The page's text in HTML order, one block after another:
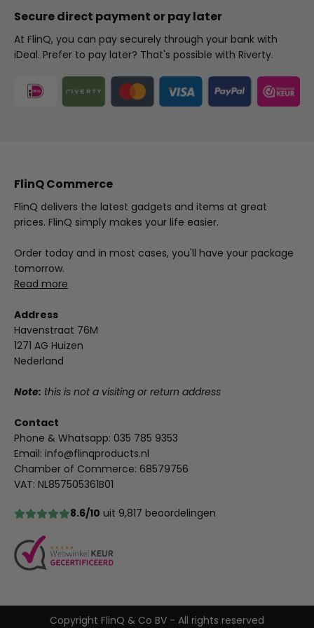
Secure direct payment or pay later
At FlinQ, you can pay securely through your bank with
iDeal. Prefer to pay later? That's possible with Riverty.
FlinQ Commerce
FlinQ delivers the latest gadgets and items at great
prices. FlinQ simply makes your life easier.
Order today and in most cases, you'll have your package
tomorrow.
Read more
Address
Havenstraat 76M
1271 AG Huizen
Nederland
Note: this is not a visiting or return address
Contact
Phone & Whatsapp: 035 785 9353
Email: info@flinqproducts.nl
Chamber of Commerce: 68579756
VAT: NL857505361B01
8.6/10 uit 9,817 beoordelingen
Copyright FlinQ & Co BV - All rights reserved